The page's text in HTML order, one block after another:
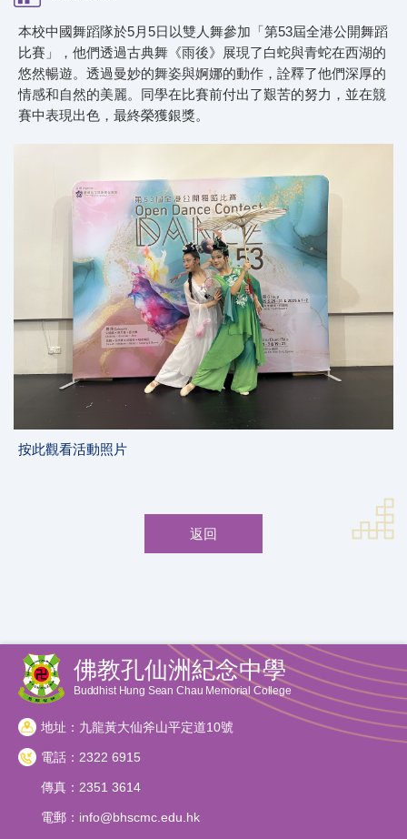
本校中國舞蹈隊於5月5日以雙人舞參加「第53屆全港公開舞蹈
比賽」，他們透過古典舞《雨後》展現了白蛇與青蛇在西湖的
悠然暢遊。透過曼妙的舞姿與婀娜的動作，詮釋了他們深厚的
情感和自然的美麗。同學在比賽前付出了艱苦的努力，並在競
賽中表現出色，最終榮獲銀獎。
按此觀看活動照片
返回
佛教孔仙洲紀念中學
Buddhist Hung Sean Chau Memorial College
地址：九龍黃大仙斧山平定道10號
電話：2322 6915
傳真：2351 3614
電郵： info@bhscmc.edu.hk